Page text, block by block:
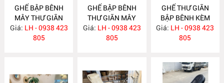
GHẾ BẬP BÊNH
MÂY THƯ GIÃN
MA846
Giá: LH - 0938 423
805
GHẾ BẬP BÊNH
THƯ GIÃN MÂY
NHỰA NH393
Giá: LH - 0938 423
805
GHẾ THƯ GIÃN
BẬP BÊNH KÈM
ĐÔN GÁC CHÂN
LỤC BÌNH MA776
Giá: LH - 0938 423
805